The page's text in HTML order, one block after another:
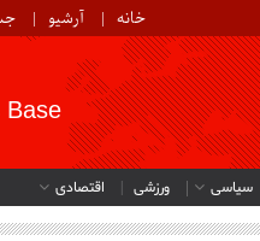
خانه آرشیو
Base
سیاسی ورزشی اقتصادی